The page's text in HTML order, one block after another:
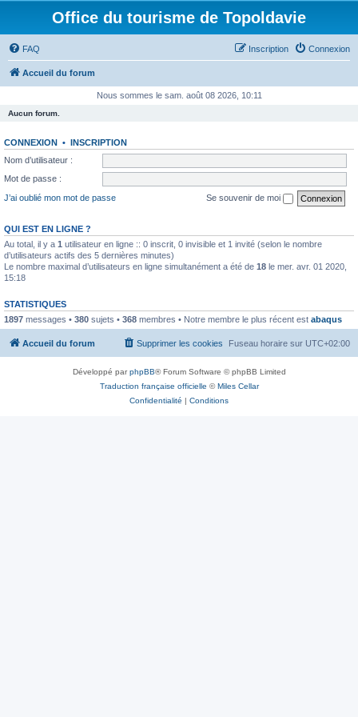
Office du tourisme de Topoldavie
FAQ Connexion
Inscription
Accueil du forum
Nous sommes le sam. août 08 2026, 10:11
Aucun forum.
CONNEXION • INSCRIPTION
Nom d’utilisateur :
Mot de passe :
J’ai oublié mon mot de passe
Se souvenir de moi
QUI EST EN LIGNE ?
Au total, il y a 1 utilisateur en ligne :: 0 inscrit, 0 invisible et 1 invité (selon le nombre
d’utilisateurs actifs des 5 dernières minutes)
Le nombre maximal d’utilisateurs en ligne simultanément a été de 18 le mer. avr. 01 2020,
15:18
STATISTIQUES
1897 messages • 380 sujets • 368 membres • Notre membre le plus récent est abaqus
Accueil du forum Fuseau horaire sur UTC+02:00
Supprimer les cookies
Développé parphpBB® Forum Software © phpBB Limited
Traduction française officielle ©Miles Cellar
Confidentialité | Conditions